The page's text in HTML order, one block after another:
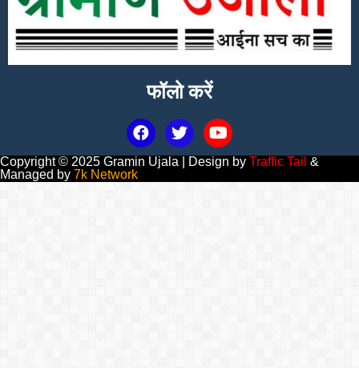
फॉलो करें
Copyright © 2025 Gramin Ujala | Design by Traffic Tail &
Managed by 7k Network